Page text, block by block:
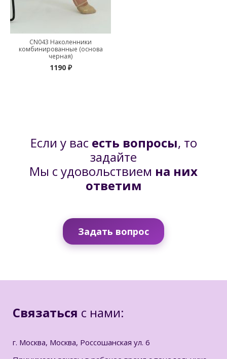
CN043 Наколенники
комбинированные (основа
черная)
1190 ₽
Если у вас есть вопросы, то
задайте
Мы с удовольствием на них
ответим
Задать вопрос
Связаться с нами:
г. Москва, Москва, Россошанская ул. 6